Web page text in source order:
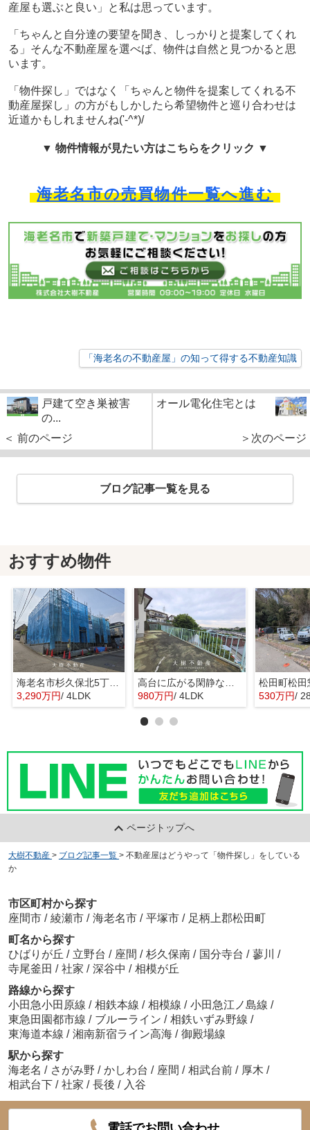
産屋も選ぶと良い」と私は思っています。
「ちゃんと自分達の要望を聞き、しっかりと提案してくれ
る」そんな不動産屋を選べば、物件は自然と見つかると思
います。
「物件探し」ではなく「ちゃんと物件を提案してくれる不
動産屋探し」の方がもしかしたら希望物件と巡り合わせは
近道かもしれませんね('-^*)/
▼ 物件情報が見たい方はこちらをクリック ▼
海老名市の売買物件一覧へ進む
「海老名の不動産屋」の知って得する不動産知識
戸建て空き巣被害
の...
＜ 前のページ
オール電化住宅とは
＞次のページ
ブログ記事一覧を見る
おすすめ物件
海老名市杉久保北5丁目 新築戸建て 全3棟
3,290万円/ 4LDK
980万円/ 4LDK 530万円/
ページトップへ
大樹不動産 > ブログ記事一覧 > 不動産屋はどうやって「物件探し」をしている
か
市区町村から探す
座間市 / 綾瀬市 / 海老名市 / 平塚市 / 足柄上郡松田町
町名から探す
ひばりが丘 / 立野台 / 座間 / 杉久保南 / 国分寺台 / 蓼川 /
寺尾釜田 / 社家 / 深谷中 / 相模が丘
路線から探す
小田急小田原線 / 相鉄本線 / 相模線 / 小田急江ノ島線 /
東急田園都市線 / ブルーライン / 相鉄いずみ野線 /
東海道本線 / 湘南新宿ライン高海 / 御殿場線
駅から探す
海老名 / さがみ野 / かしわ台 / 座間 / 相武台前 / 厚木 /
相武台下 / 社家 / 長後 / 入谷